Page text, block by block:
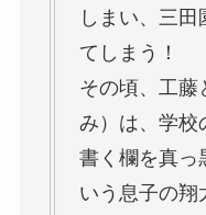
しまい、三
てしまう！
その頃、工藤
み）は、学校
書く欄を真っ
いう息子の翔